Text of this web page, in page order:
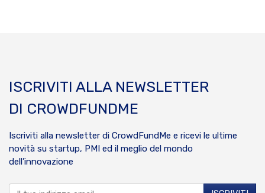
ISCRIVITI ALLA NEWSLETTER
DI CROWDFUNDME
Iscriviti alla newsletter di CrowdFundMe e ricevi le ultime
novità su startup, PMI ed il meglio del mondo
dell’innovazione